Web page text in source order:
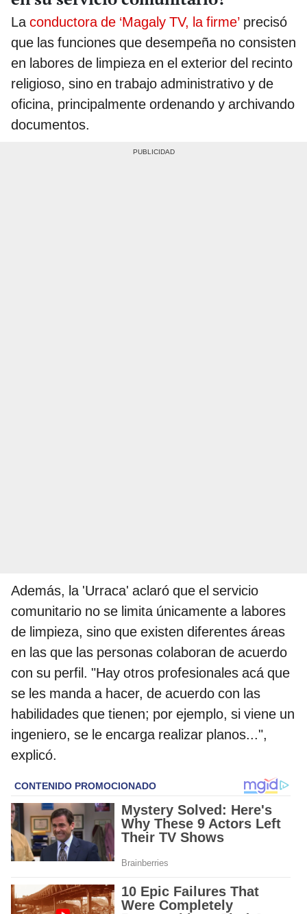
La conductora de ‘Magaly TV, la firme’ precisó
que las funciones que desempeña no consisten
en labores de limpieza en el exterior del recinto
religioso, sino en trabajo administrativo y de
oficina, principalmente ordenando y archivando
documentos.
Además, la 'Urraca' aclaró que el servicio
comunitario no se limita únicamente a labores
de limpieza, sino que existen diferentes áreas
en las que las personas colaboran de acuerdo
con su perfil. "Hay otros profesionales acá que
se les manda a hacer, de acuerdo con las
habilidades que tienen; por ejemplo, si viene un
ingeniero, se le encarga realizar planos...",
explicó.